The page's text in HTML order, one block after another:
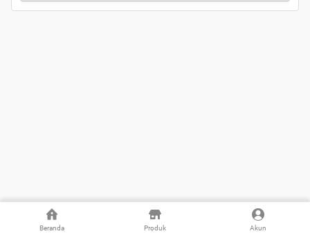
Beranda Produk Akun